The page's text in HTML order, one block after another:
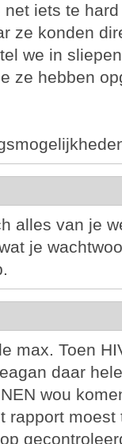
iets te
ze konden
we in
ze hebben
alles van je
je
max. Toen
daar
wou
rapport